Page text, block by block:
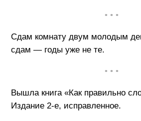
• • •
Сдам комнату двум молодым
сдам — годы уже не те.
• • •
Вышла книга «Как правильно
Издание 2-е, исправленное.